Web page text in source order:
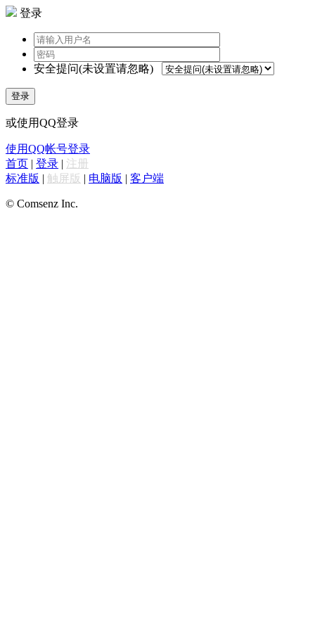
登录
安全提问(未设置请忽略)
登录
或使用QQ登录
使用QQ帐号登录
首页 | 登录 | 注册
标准版 | 触屏版 | 电脑版 | 客户端
© Comsenz Inc.